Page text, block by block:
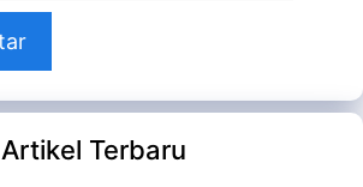
Artikel Terbaru